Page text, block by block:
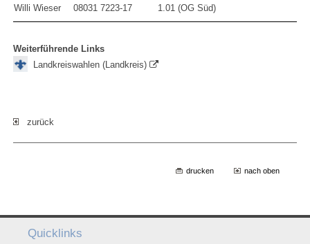
Willi Wieser
08031 7223-17 1.01 (OG Süd)
Weiterführende Links
Landkreiswahlen (Landkreis)
zurück
drucken nach oben
Quicklinks